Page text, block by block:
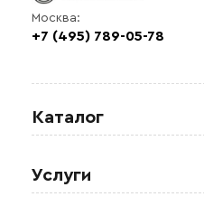
Москва:
+7 (495) 789-05-78
Каталог
Услуги